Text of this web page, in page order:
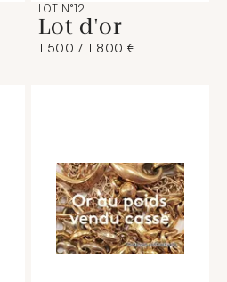
LOT N°12
Lot d'or
1 500 / 1 800 €